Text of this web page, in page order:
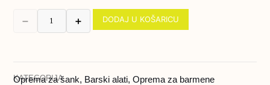
➖ ➕ DODAJ U KOŠARICU
KATEGORIJA
Oprema za šank, Barski alati,Oprema za barmene